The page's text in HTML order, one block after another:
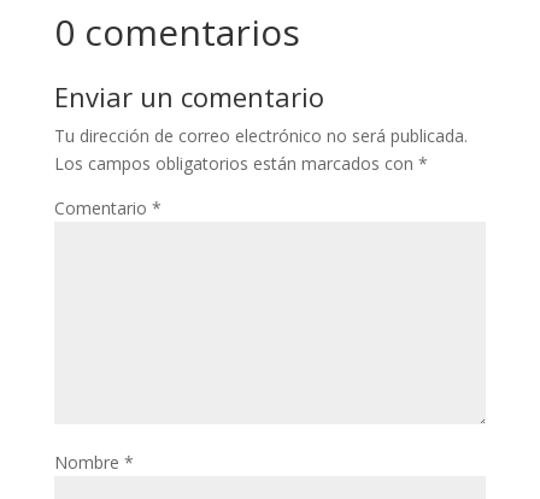
0 comentarios
Enviar un comentario
Tu dirección de correo electrónico no será publicada.
Los campos obligatorios están marcados con *
Comentario *
Nombre *